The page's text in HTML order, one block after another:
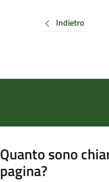
Indietro
Quanto sono
pagina?